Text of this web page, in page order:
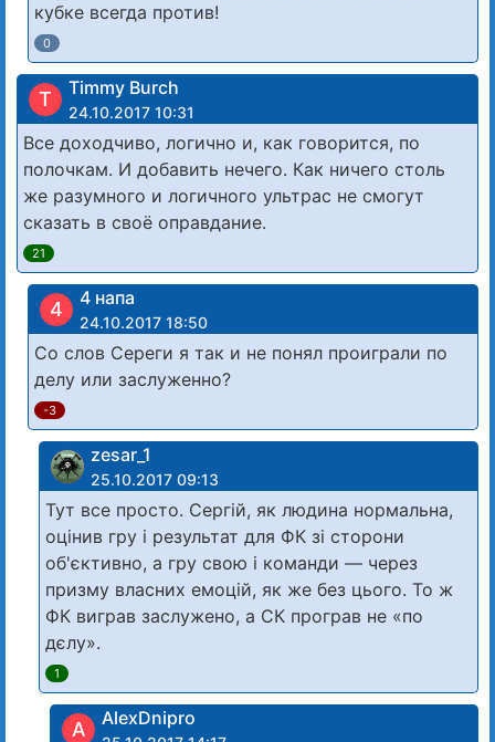
кубке всегда против!
0
T Timmy Burch
24.10.2017 10:31
Все доходчиво, логично и, как говорится, по
полочкам. И добавить нечего. Как ничего столь
же разумного и логичного ультрас не смогут
сказать в своё оправдание.
21
4 4 напа
24.10.2017 18:50
Со слов Сереги я так и не понял проиграли по
делу или заслуженно?
-3
zesar_1
25.10.2017 09:13
Тут все просто. Сергій, як людина нормальна,
оцінив гру і результат для ФК зі сторони
об'єктивно, а гру свою і команди — через
призму власних емоцій, як же без цього. То ж
ФК виграв заслужено, а СК програв не «по
дєлу».
1
A AlexDnipro